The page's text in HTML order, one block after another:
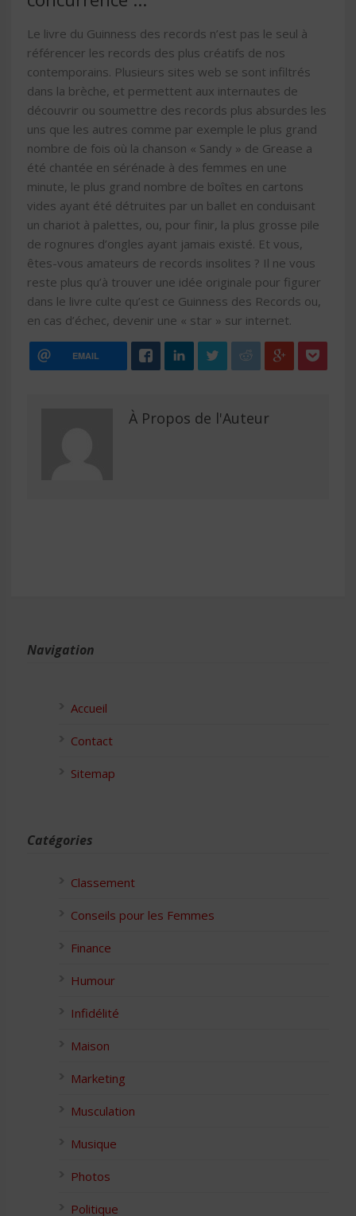
Le livre du Guinness des records n’est pas le seul à
référencer les records des plus créatifs de nos
contemporains. Plusieurs sites web se sont infiltrés
dans la brèche, et permettent aux internautes de
découvrir ou soumettre des records plus absurdes les
uns que les autres comme par exemple le plus grand
nombre de fois où la chanson « Sandy » de Grease a
été chantée en sérénade à des femmes en une
minute, le plus grand nombre de boîtes en cartons
vides ayant été détruites par un ballet en conduisant
un chariot à palettes, ou, pour finir, la plus grosse pile
de rognures d’ongles ayant jamais existé. Et vous,
êtes-vous amateurs de records insolites ? Il ne vous
reste plus qu’à trouver une idée originale pour figurer
dans le livre culte qu’est ce Guinness des Records ou,
en cas d’échec, devenir une « star » sur internet.
EMAIL
À Propos de l'Auteur
Navigation
Accueil
Contact
Sitemap
Catégories
Classement
Conseils pour les Femmes
Finance
Humour
Infidélité
Maison
Marketing
Musculation
Musique
Photos
Politique